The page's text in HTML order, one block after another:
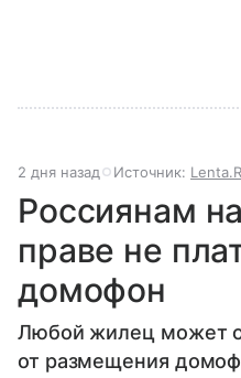
2 дня назад Источник:
Россиянам
праве не
домофон
Любой жилец может
от размещения